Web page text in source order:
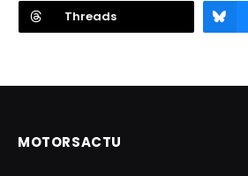
Threads
MOTORSACTU